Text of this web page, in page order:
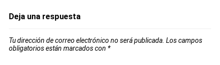
Deja una respuesta
Tu dirección de correo electrónico no será publicada. Los campos
obligatorios están marcados con *